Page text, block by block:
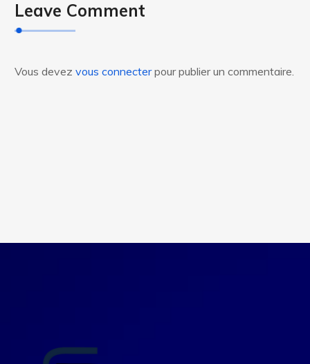
Leave Comment
Vous devez vous connecterpour publier un commentaire.